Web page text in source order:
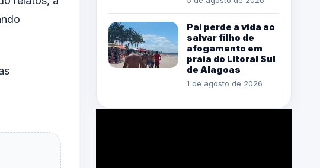
Pai perde a vida ao
salvar filho de
afogamento em
praia do Litoral Sul
de Alagoas
1 de agosto de 2026